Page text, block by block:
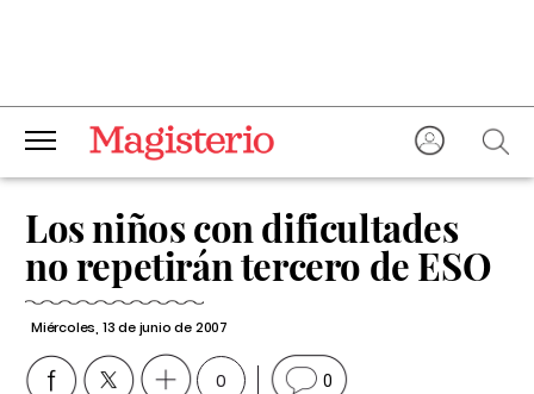
Los niños con dificultades
no repetirán tercero de ESO
Miércoles, 13 de junio de 2007
0 0